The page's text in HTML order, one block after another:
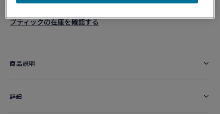
10営業日以内に発送
ブティックの在庫を確認する​
商品説明
詳細​